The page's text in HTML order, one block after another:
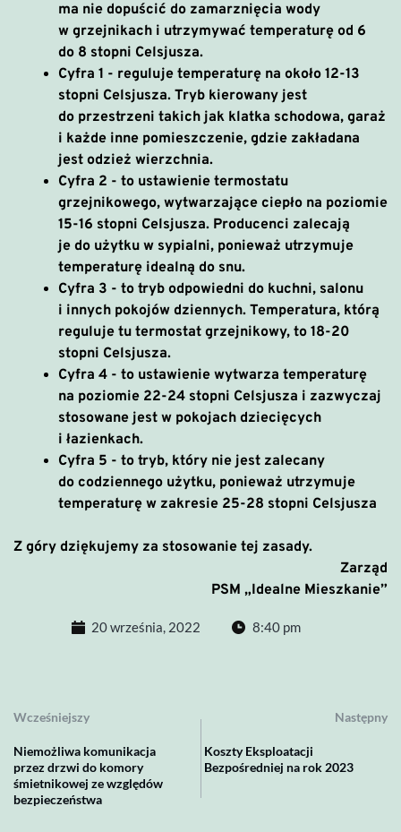
ma nie dopuścić do zamarznięcia wody
w grzejnikach i utrzymywać temperaturę od 6
do 8 stopni Celsjusza.
Cyfra 1 - reguluje temperaturę na około 12-13
stopni Celsjusza. Tryb kierowany jest
do przestrzeni takich jak klatka schodowa, garaż
i każde inne pomieszczenie, gdzie zakładana
jest odzież wierzchnia.
Cyfra 2 - to ustawienie termostatu
grzejnikowego, wytwarzające ciepło na poziomie
15-16 stopni Celsjusza. Producenci zalecają
je do użytku w sypialni, ponieważ utrzymuje
temperaturę idealną do snu.
Cyfra 3 - to tryb odpowiedni do kuchni, salonu
i innych pokojów dziennych. Temperatura, którą
reguluje tu termostat grzejnikowy, to 18-20
stopni Celsjusza.
Cyfra 4 - to ustawienie wytwarza temperaturę
na poziomie 22-24 stopni Celsjusza i zazwyczaj
stosowane jest w pokojach dziecięcych
i łazienkach.
Cyfra 5 - to tryb, który nie jest zalecany
do codziennego użytku, ponieważ utrzymuje
temperaturę w zakresie 25-28 stopni Celsjusza
Z góry dziękujemy za stosowanie tej zasady.
Zarząd
PSM „Idealne Mieszkanie”
20 września, 2022 8:40 pm
Wcześniejszy Następny
Niemożliwa komunikacja
przez drzwi do komory
śmietnikowej ze względów
bezpieczeństwa
Koszty Eksploatacji
Bezpośredniej na rok 2023